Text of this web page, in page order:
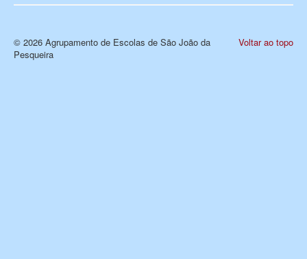
Voltar ao topo
© 2026 Agrupamento de Escolas de São João da
Pesqueira